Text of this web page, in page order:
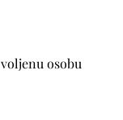
osobu